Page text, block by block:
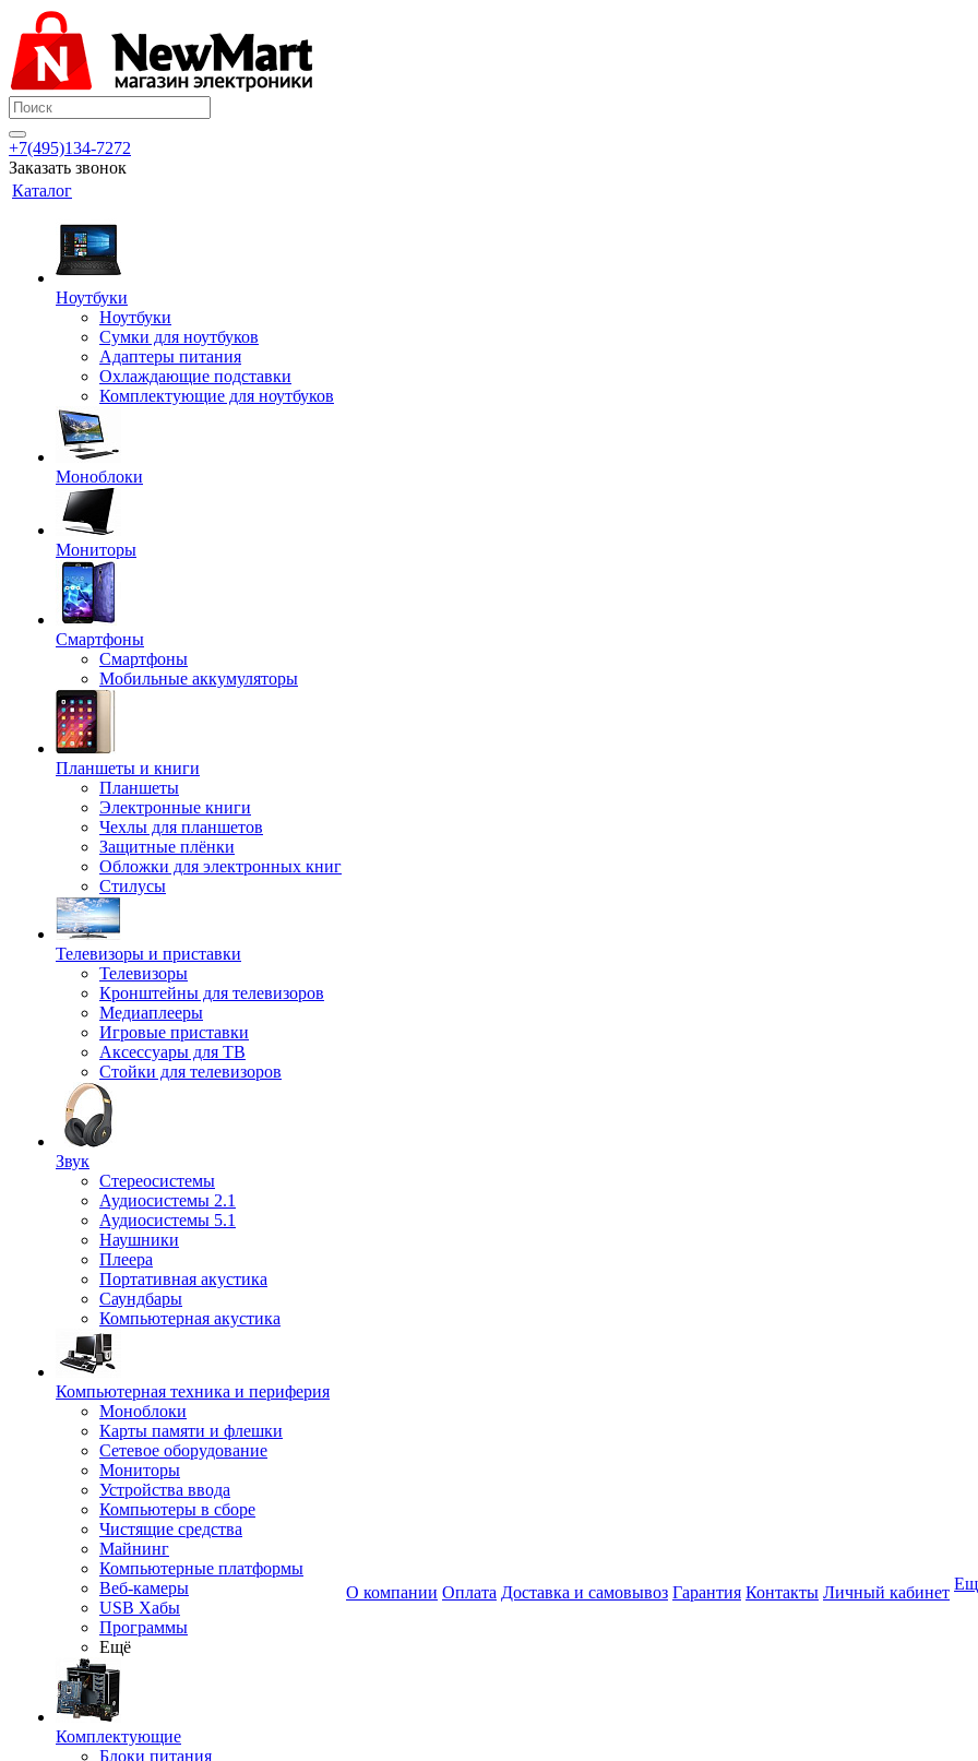
+7(495)134-7272
Заказать звонок
Каталог
Ноутбуки
Ноутбуки
Сумки для ноутбуков
Адаптеры питания
Охлаждающие подставки
Комплектующие для ноутбуков
Моноблоки
Мониторы
Смартфоны
Смартфоны
Мобильные аккумуляторы
Планшеты и книги
Планшеты
Электронные книги
Чехлы для планшетов
Защитные плёнки
Обложки для электронных книг
Стилусы
Телевизоры и приставки
Телевизоры
Кронштейны для телевизоров
Медиаплееры
Игровые приставки
Аксессуары для ТВ
Стойки для телевизоров
Звук
Стереосистемы
Аудиосистемы 2.1
Аудиосистемы 5.1
Наушники
Плеера
Портативная акустика
Саундбары
Компьютерная акустика
Компьютерная техника и периферия
Моноблоки
Карты памяти и флешки
Сетевое оборудование
Мониторы
Устройства ввода
Компьютеры в сборе
Чистящие средства
Майнинг
Компьютерные платформы
Веб-камеры
USB Хабы
Программы
Ещё
Комплектующие
Блоки питания
О компании Оплата Доставка и самовывоз Гарантия Контакты Личный кабинет